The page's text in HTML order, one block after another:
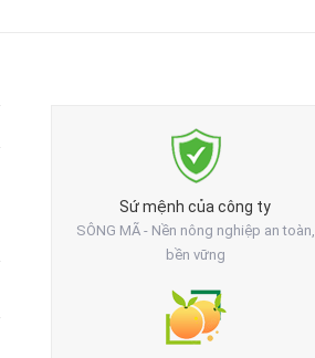
Sứ mệnh của công ty
SÔNG MÃ - Nền nông nghiệp an toàn,
bền vững